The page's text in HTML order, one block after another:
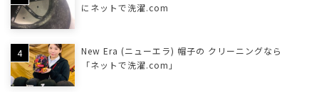
にネットで洗濯.com
New Era (ニューエラ) 帽子の クリーニングなら
「ネットで洗濯.com」